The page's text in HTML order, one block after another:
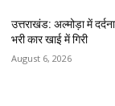
उत्तराखंड: अल्मोड़ा में
भरी कार खाई में गिरी
August 6, 2026